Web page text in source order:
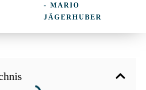
- MARIO
JÄGERHUBER